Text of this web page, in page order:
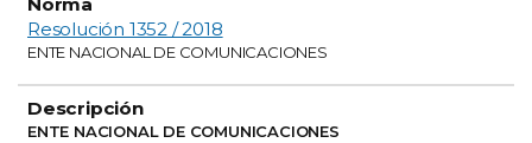
Resolución 1352 / 2018
ENTE NACIONAL DE COMUNICACIONES
ENTE NACIONAL DE COMUNICACIONES